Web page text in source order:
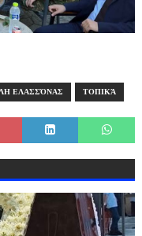
ΕΛΑΣΣΌΝΑΣ ΤΟΠΙΚΆ